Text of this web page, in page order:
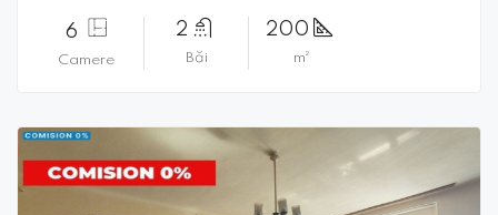
6
Camere
2
Băi
200
m²